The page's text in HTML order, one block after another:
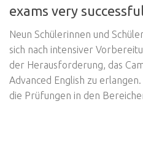
exams very
Neun Schülerinnen und
sich nach intensiver
der Herausforderung, das
Advanced English zu
die Prüfungen in den